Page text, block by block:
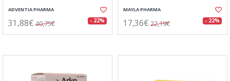
ADVENTIA PHARMA
31,88€ 40,75€ - 22%
MAYLA PHARMA
17,36€ 22,19€ - 22%